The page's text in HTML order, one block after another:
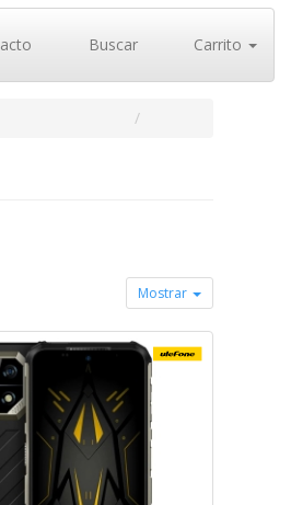
Buscar Carrito
Mostrar